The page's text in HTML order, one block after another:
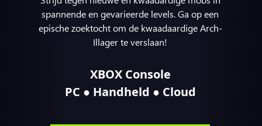
spannende en gevarieerde levels. Ga op een
epische zoektocht om de kwaadaardige Arch-
Illager te verslaan!
XBOX Console
PC ● Handheld ● Cloud